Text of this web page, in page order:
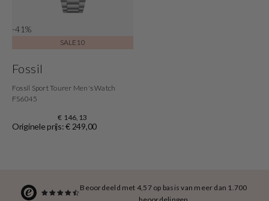
Beoordeeld met 4,57 op basis van meer dan 1.700
-41%
SALE10
Fossil
Fossil Sport Tourer Men's Watch
FS6045
€ 146,13
Originele prijs: € 249,00